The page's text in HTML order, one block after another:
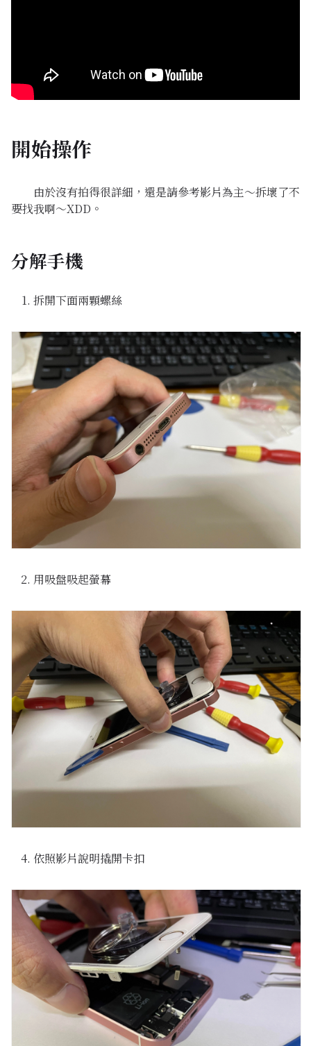
開始操作
由於沒有拍得很詳細，還是請參考影片為主～拆壞了不
要找我啊～XDD。
分解手機
拆開下面兩顆螺絲
用吸盤吸起螢幕
依照影片說明撬開卡扣